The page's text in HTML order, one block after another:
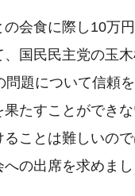
会食に際し10万円
国民民主党の玉
問題について信頼を
たすことができ
ことは難しいの
の出席を求めまし